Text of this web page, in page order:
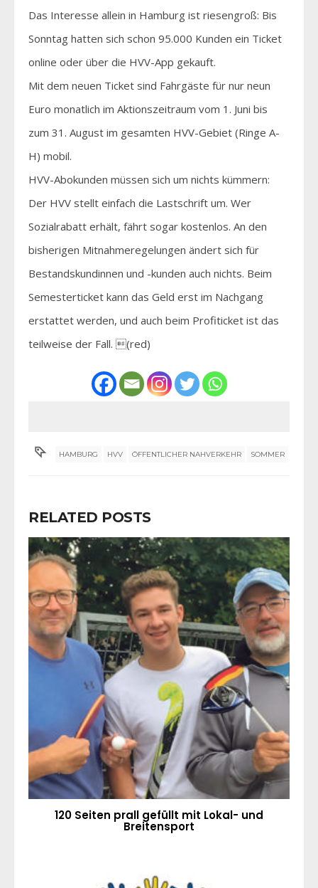
Das Interesse allein in Hamburg ist riesengroß: Bis
Sonntag hatten sich schon 95.000 Kunden ein Ticket
online oder über die HVV-App gekauft.
Mit dem neuen Ticket sind Fahrgäste für nur neun
Euro monatlich im Aktionszeitraum vom 1. Juni bis
zum 31. August im gesamten HVV-Gebiet (Ringe A-
H) mobil.
HVV-Abokunden müssen sich um nichts kümmern:
Der HVV stellt einfach die Lastschrift um. Wer
Sozialrabatt erhält, fährt sogar kostenlos. An den
bisherigen Mitnahmeregelungen ändert sich für
Bestandskundinnen und -kunden auch nichts. Beim
Semesterticket kann das Geld erst im Nachgang
erstattet werden, und auch beim Profiticket ist das
teilweise der Fall. (red)
HAMBURG HVV ÖFFENTLICHER NAHVERKEHR SOMMER
RELATED POSTS
120 Seiten prall gefüllt mit Lokal- und
Breitensport